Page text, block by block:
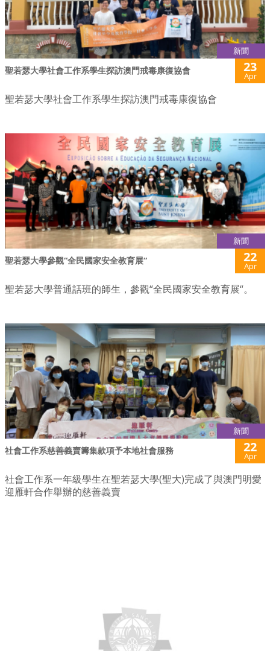
新聞
聖若瑟大學社會工作系學生探訪澳門戒毒康復協會 23
Apr
聖若瑟大學社會工作系學生探訪澳門戒毒康復協會
新聞
聖若瑟大學參觀“全民國家安全教育展“ 22
Apr
聖若瑟大學普通話班的師生，參觀“全民國家安全教育展“。
新聞
社會工作系慈善義賣籌集款項予本地社會服務 22
Apr
社會工作系一年級學生在聖若瑟大學(聖大)完成了與澳門明愛
迎雁軒合作舉辦的慈善義賣